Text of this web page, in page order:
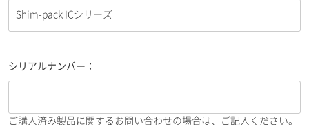
シリアルナンバー：
ご購入済み製品に関するお問い合わせの場合は、ご記入ください。